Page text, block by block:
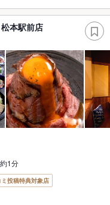
本駅前店
1分
ミ投稿特典対象店